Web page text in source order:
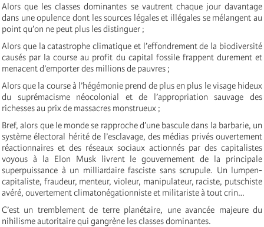
Alors que les classes dominantes se vautrent chaque jour davantage
dans une opulence dont les sources légales et illégales se mélangent au
point qu’on ne peut plus les distinguer ;
Alors que la catastrophe climatique et l’effondrement de la biodiversité
causés par la course au profit du capital fossile frappent durement et
menacent d’emporter des millions de pauvres ;
Alors que la course à l’hégémonie prend de plus en plus le visage hideux
du suprémacisme néocolonial et de l’appropriation sauvage des
richesses au prix de massacres monstrueux ;
Bref, alors que le monde se rapproche d’une bascule dans la barbarie, un
système électoral hérité de l’esclavage, des médias privés ouvertement
réactionnaires et des réseaux sociaux actionnés par des capitalistes
voyous à la Elon Musk livrent le gouvernement de la principale
superpuissance à un milliardaire fasciste sans scrupule. Un lumpen-
capitaliste, fraudeur, menteur, violeur, manipulateur, raciste, putschiste
avéré, ouvertement climatonégationniste et militariste à tout crin…
C’est un tremblement de terre planétaire, une avancée majeure du
nihilisme autoritaire qui gangrène les classes dominantes.